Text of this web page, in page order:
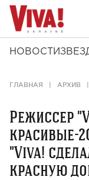
НОВОСТИ
ГЛАВНАЯ АРХИВ
Режиссер
красивые-
"Viva!
красную